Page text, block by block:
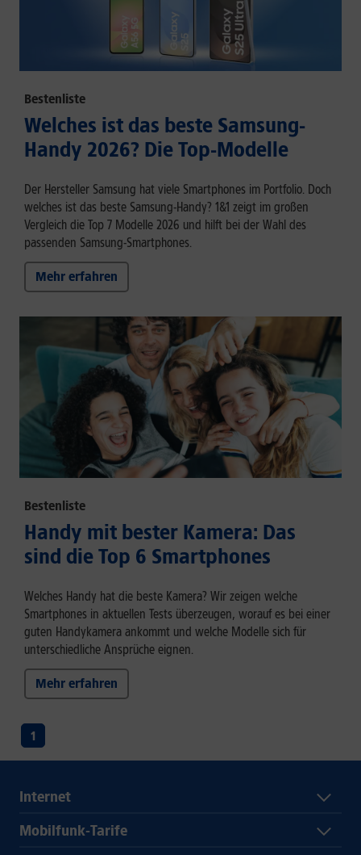
Bestenliste
Welches ist das beste Samsung-
Handy 2026? Die Top-Modelle
Der Hersteller Samsung hat viele Smartphones im Portfolio. Doch
welches ist das beste Samsung-Handy? 1&1 zeigt im großen
Vergleich die Top 7 Modelle 2026 und hilft bei der Wahl des
passenden Samsung-Smartphones.
Mehr erfahren
Bestenliste
Handy mit bester Kamera: Das
sind die Top 6 Smartphones
Welches Handy hat die beste Kamera? Wir zeigen welche
Smartphones in aktuellen Tests überzeugen, worauf es bei einer
guten Handykamera ankommt und welche Modelle sich für
unterschiedliche Ansprüche eignen.
Mehr erfahren
1
Internet
Mobilfunk-Tarife